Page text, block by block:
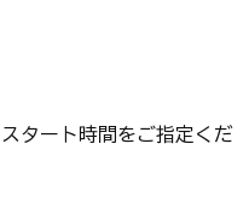
タート時間をご指定くだ